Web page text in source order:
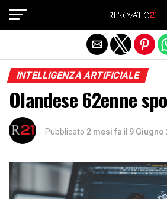
INTELLIGENZA ARTIFICIALE
Olandese 62enne
Pubblicato 2 mesi fa il 9 Giugno
Exit mobile